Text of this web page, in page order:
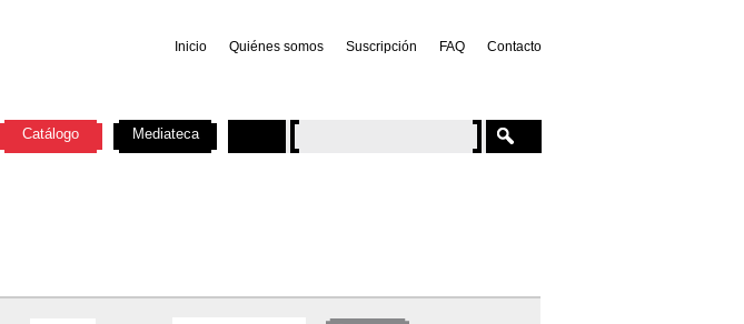
Inicio Quiénes somos Suscripción FAQ Contacto
Catálogo Mediateca